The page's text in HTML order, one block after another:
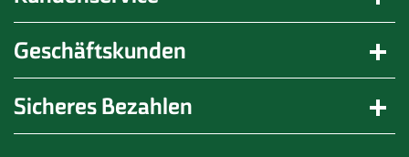
berät und begleitet die Beschäftigten während des
Arbeitsalltages und bei besonderen Problemlagen.
Geschäftskunden
Sicheres Bezahlen